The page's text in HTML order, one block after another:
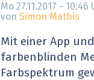
» alle News
Mo 27.11.2017 - 10:46
von Simon Mathis
Mit einer App
farbenblinden
Farbspektrum